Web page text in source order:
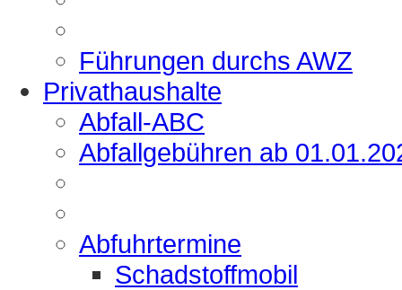
Führungen durchs AWZ
Privathaushalte
Abfall-ABC
Abfallgebühren ab
Abfuhrtermine
Schadstoffmobil